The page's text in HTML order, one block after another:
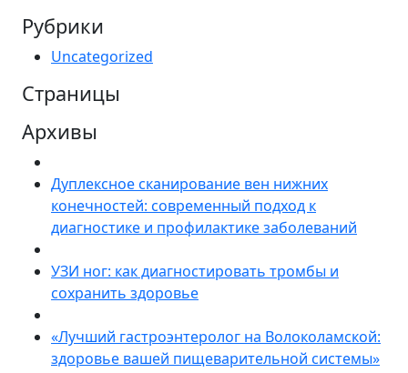
Рубрики
Uncategorized
Страницы
Архивы
Дуплексное сканирование вен нижних
конечностей: современный подход к
диагностике и профилактике заболеваний
УЗИ ног: как диагностировать тромбы и
сохранить здоровье
«Лучший гастроэнтеролог на Волоколамской:
здоровье вашей пищеварительной системы»